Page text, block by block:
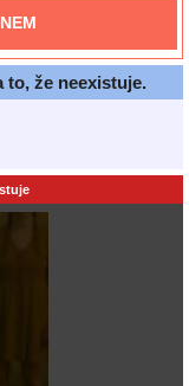
to, že neexistuje.